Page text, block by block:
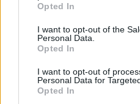
use your data for below
consent section.
Opted In
I want to opt-out of the
Personal Data.
Opted In
I want to opt-out of
Personal Data for
Opted In
Andrea
Andrea Conforti,
trasforma dati e
quando annotò la